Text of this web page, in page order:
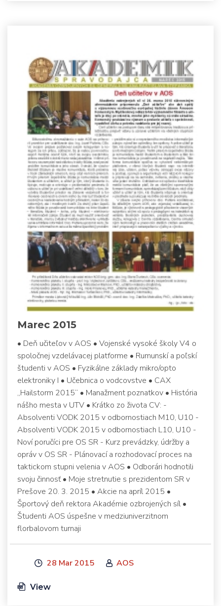
Marec 2015
• Deň učiteľov v AOS • Vojenské vysoké školy V4 o
spoločnej vzdelávacej platforme • Rumunskí a poľskí
študenti v AOS • Fyzikálne základy mikro/opto
elektroniky I • Učebnica o vodcovstve • CAX
„Hailstorm 2015“ • Manažment poznatkov • História
nášho mesta v UTV • Krátko zo života CV: -
Absolventi VODK 2015 v odbornostiach M10, U10 -
Absolventi VODK 2015 v odbornostiach L10, U10 -
Noví poručíci pre OS SR - Kurz prevádzky, údržby a
opráv v OS SR - Plánovací a rozhodovací proces na
taktickom stupni velenia v AOS • Odborári hodnotili
svoju činnosť • Moje stretnutie s prezidentom SR v
Prešove 20. 3. 2015 • Akcie na apríl 2015 •
Športový deň rektora Akadémie ozbrojených síl •
Študenti AOS úspešne v medziuniverzitnom
florbalovom turnaji
28 Mar 2015 AOS
View